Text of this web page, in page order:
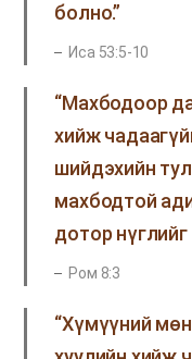
болно.”
Иса 53:5-10
“Махбодоор
хийж
шийдэхийн
махбодтой
дотор нүглийг
Ром 8:3
“Хүмүүний